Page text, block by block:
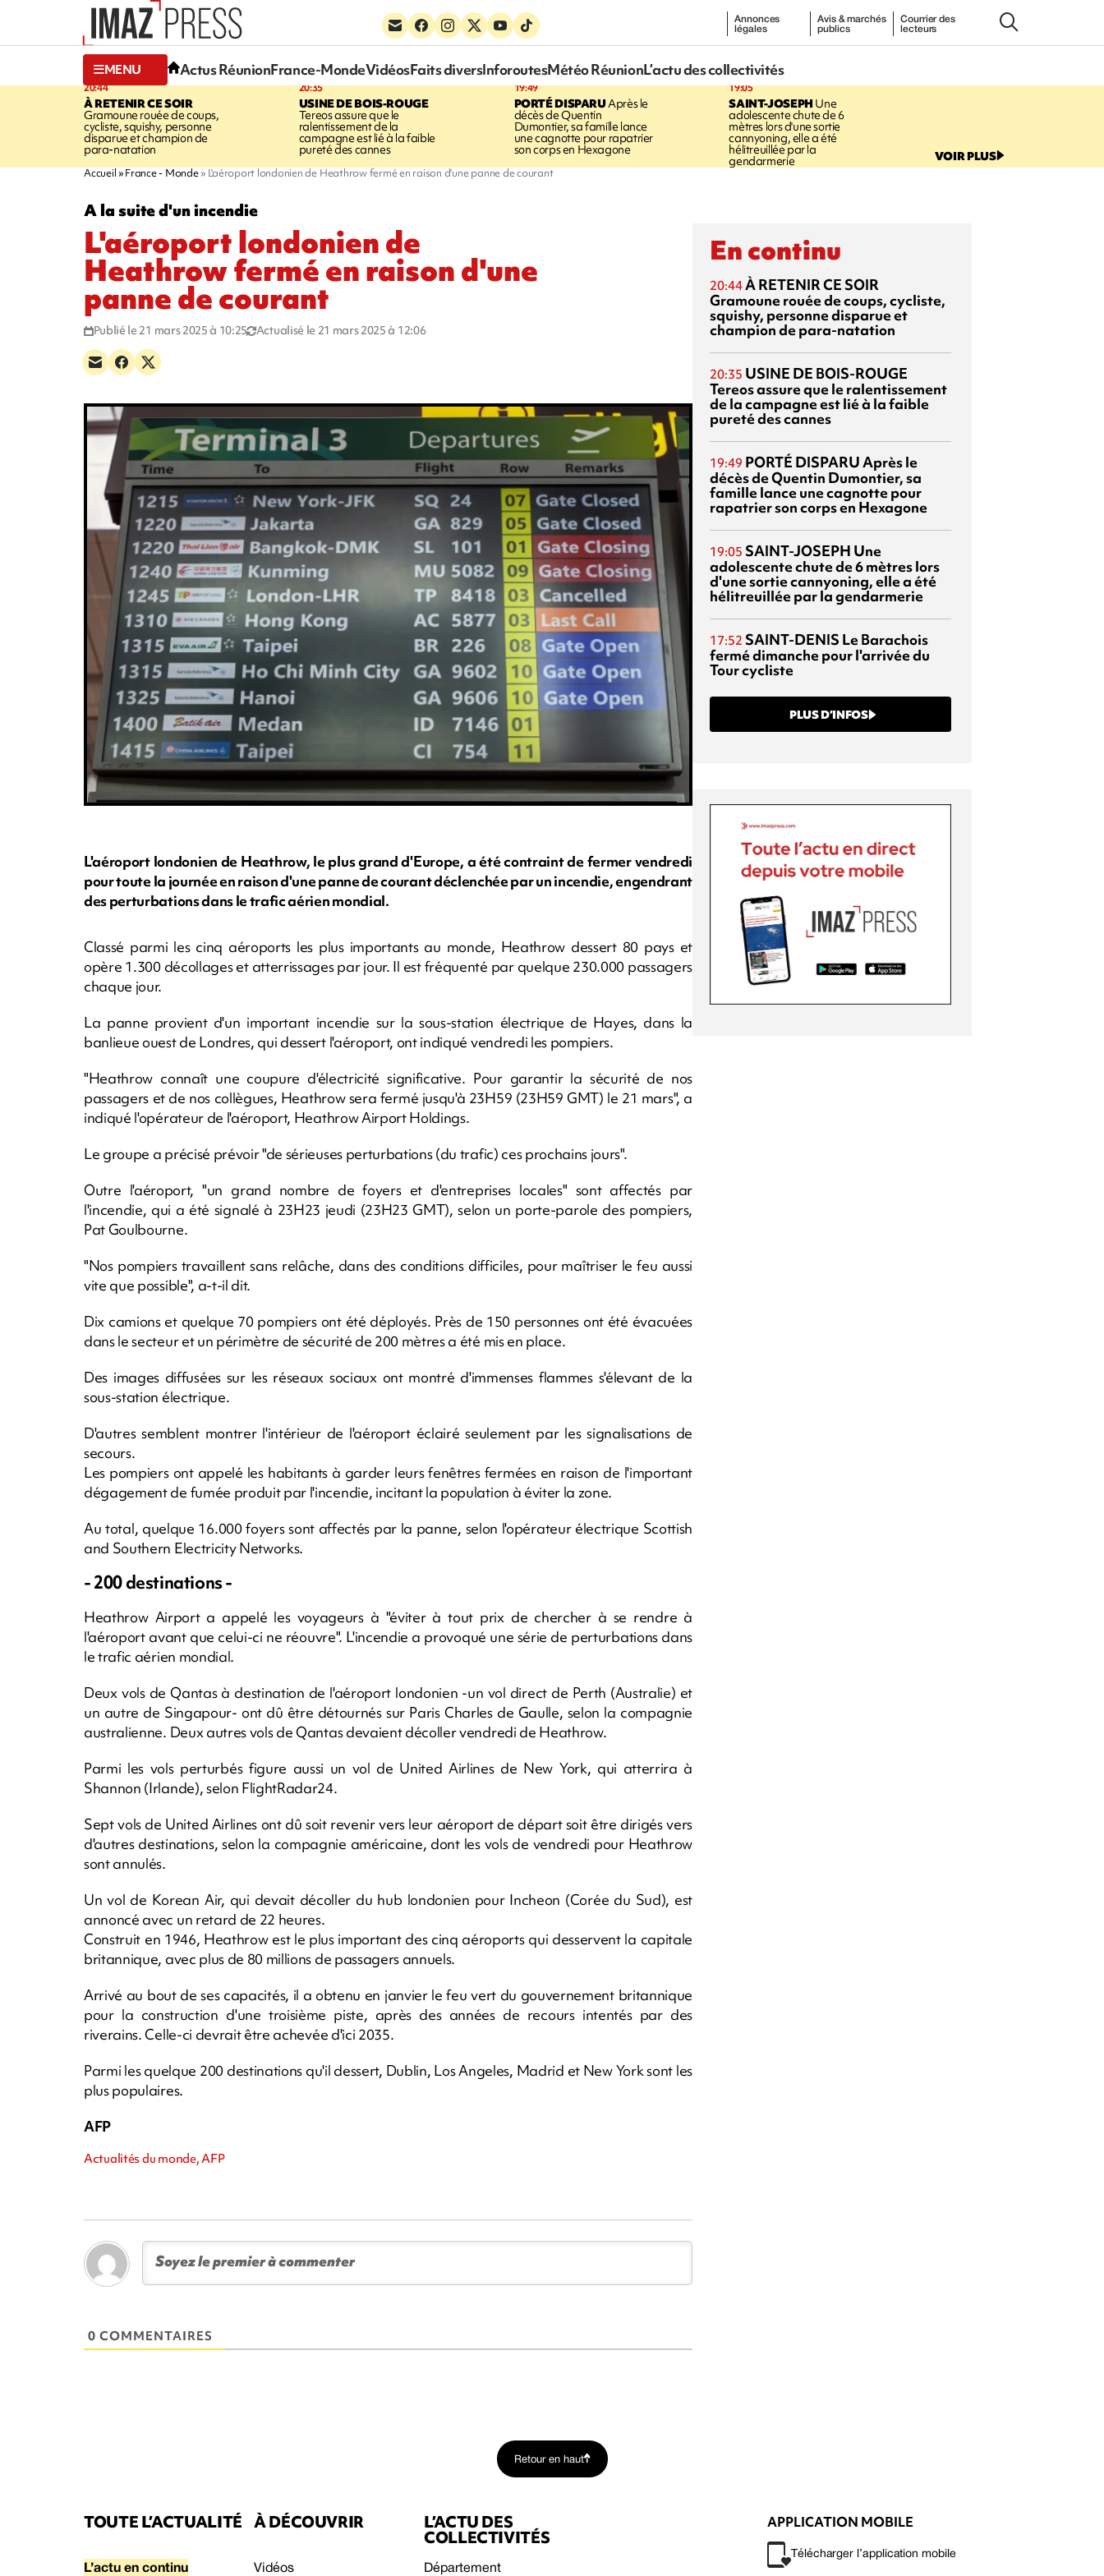
Annonces
légales
Avis & marchés
publics
Courrier des
lecteurs
MENU Actus RéunionFrance-MondeVidéosFaits diversInforoutesMétéo RéunionL’actu des collectivités
20:44
À RETENIR CE SOIR
Gramoune rouée de coups,
cycliste, squishy, personne
disparue et champion de
para-natation
20:35
USINE DE BOIS-ROUGE
Tereos assure que le
ralentissement de la
campagne est lié à la faible
pureté des cannes
19:49
PORTÉ DISPARUAprès le
décès de Quentin
Dumontier, sa famille lance
une cagnotte pour rapatrier
son corps en Hexagone
19:05
SAINT-JOSEPHUne
adolescente chute de 6
mètres lors d'une sortie
cannyoning, elle a été
hélitreuillée par la
gendarmerie VOIR PLUS
Accueil France - Monde L'aéroport londonien de Heathrow fermé en raison d'une panne de courant
A la suite d'un incendie
L'aéroport londonien de
Heathrow fermé en raison d'une
panne de courant
Publié le 21 mars 2025 à 10:25 Actualisé le 21 mars 2025 à 12:06
L'aéroport londonien de Heathrow, le plus grand d'Europe, a été contraint de fermer vendredi
pour toute la journée en raison d'une panne de courant déclenchée par un incendie, engendrant
des perturbations dans le trafic aérien mondial.
Classé parmi les cinq aéroports les plus importants au monde, Heathrow dessert 80 pays et
opère 1.300 décollages et atterrissages par jour. Il est fréquenté par quelque 230.000 passagers
chaque jour.
La panne provient d'un important incendie sur la sous-station électrique de Hayes, dans la
banlieue ouest de Londres, qui dessert l'aéroport, ont indiqué vendredi les pompiers.
"Heathrow connaît une coupure d'électricité significative. Pour garantir la sécurité de nos
passagers et de nos collègues, Heathrow sera fermé jusqu'à 23H59 (23H59 GMT) le 21 mars", a
indiqué l'opérateur de l'aéroport, Heathrow Airport Holdings.
Le groupe a précisé prévoir "de sérieuses perturbations (du trafic) ces prochains jours".
Outre l'aéroport, "un grand nombre de foyers et d'entreprises locales" sont affectés par
l'incendie, qui a été signalé à 23H23 jeudi (23H23 GMT), selon un porte-parole des pompiers,
Pat Goulbourne.
"Nos pompiers travaillent sans relâche, dans des conditions difficiles, pour maîtriser le feu aussi
vite que possible", a-t-il dit.
Dix camions et quelque 70 pompiers ont été déployés. Près de 150 personnes ont été évacuées
dans le secteur et un périmètre de sécurité de 200 mètres a été mis en place.
Des images diffusées sur les réseaux sociaux ont montré d'immenses flammes s'élevant de la
sous-station électrique.
D'autres semblent montrer l'intérieur de l'aéroport éclairé seulement par les signalisations de
secours.
Les pompiers ont appelé les habitants à garder leurs fenêtres fermées en raison de l'important
dégagement de fumée produit par l'incendie, incitant la population à éviter la zone.
Au total, quelque 16.000 foyers sont affectés par la panne, selon l'opérateur électrique Scottish
and Southern Electricity Networks.
- 200 destinations -
Heathrow Airport a appelé les voyageurs à "éviter à tout prix de chercher à se rendre à
l'aéroport avant que celui-ci ne réouvre". L'incendie a provoqué une série de perturbations dans
le trafic aérien mondial.
Deux vols de Qantas à destination de l'aéroport londonien -un vol direct de Perth (Australie) et
un autre de Singapour- ont dû être détournés sur Paris Charles de Gaulle, selon la compagnie
australienne. Deux autres vols de Qantas devaient décoller vendredi de Heathrow.
Parmi les vols perturbés figure aussi un vol de United Airlines de New York, qui atterrira à
Shannon (Irlande), selon FlightRadar24.
Sept vols de United Airlines ont dû soit revenir vers leur aéroport de départ soit être dirigés vers
d'autres destinations, selon la compagnie américaine, dont les vols de vendredi pour Heathrow
sont annulés.
Un vol de Korean Air, qui devait décoller du hub londonien pour Incheon (Corée du Sud), est
annoncé avec un retard de 22 heures.
Construit en 1946, Heathrow est le plus important des cinq aéroports qui desservent la capitale
britannique, avec plus de 80 millions de passagers annuels.
Arrivé au bout de ses capacités, il a obtenu en janvier le feu vert du gouvernement britannique
pour la construction d'une troisième piste, après des années de recours intentés par des
riverains. Celle-ci devrait être achevée d'ici 2035.
Parmi les quelque 200 destinations qu'il dessert, Dublin, Los Angeles, Madrid et New York sont les
plus populaires.
AFP
Actualités du monde, AFP
0 COMMENTAIRES
En continu
20:44À RETENIR CE SOIR
Gramoune rouée de coups, cycliste,
squishy, personne disparue et
champion de para-natation
20:35 USINE DE BOIS-ROUGE
Tereos assure que le ralentissement
de la campagne est lié à la faible
pureté des cannes
19:49 PORTÉ DISPARUAprès le
décès de Quentin Dumontier, sa
famille lance une cagnotte pour
rapatrier son corps en Hexagone
19:05 SAINT-JOSEPH Une
adolescente chute de 6 mètres lors
d'une sortie cannyoning, elle a été
hélitreuillée par la gendarmerie
17:52 SAINT-DENIS Le Barachois
fermé dimanche pour l'arrivée du
Tour cycliste
PLUS D’INFOS
Retour en haut
TOUTE L’ACTUALITÉ
L’actu en continu
À DÉCOUVRIR
Vidéos
L’ACTU DES
COLLECTIVITÉS
Département
APPLICATION MOBILE
Télécharger l’application mobile